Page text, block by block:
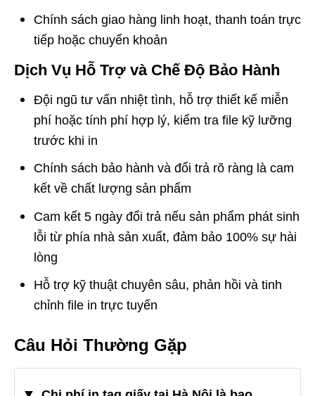
Chính sách giao hàng linh hoạt, thanh toán trực
tiếp hoặc chuyển khoản
Dịch Vụ Hỗ Trợ và Chế Độ Bảo Hành
Đội ngũ tư vấn nhiệt tình, hỗ trợ thiết kế miễn
phí hoặc tính phí hợp lý, kiểm tra file kỹ lưỡng
trước khi in
Chính sách bảo hành và đổi trả rõ ràng là cam
kết về chất lượng sản phẩm
Cam kết 5 ngày đổi trả nếu sản phẩm phát sinh
lỗi từ phía nhà sản xuất, đảm bảo 100% sự hài
lòng
Hỗ trợ kỹ thuật chuyên sâu, phản hồi và tinh
chỉnh file in trực tuyến
Câu Hỏi Thường Gặp